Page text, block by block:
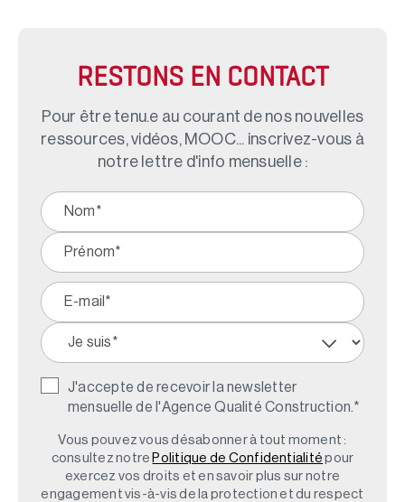
RESTONS EN CONTACT
Pour être tenu.e au courant de nos nouvelles
ressources, vidéos, MOOC... inscrivez-vous à
notre lettre d'info mensuelle :
J'accepte de recevoir la newsletter
mensuelle de l'Agence Qualité Construction. *
Vous pouvez vous désabonner à tout moment :
consultez notre Politique de Confidentialité pour
exercez vos droits et en savoir plus sur notre
engagement vis-à-vis de la protection et du respect